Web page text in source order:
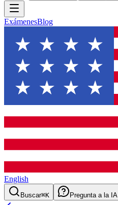
ExámenesBlog
English
Buscar⌘K Pregunta a la IA